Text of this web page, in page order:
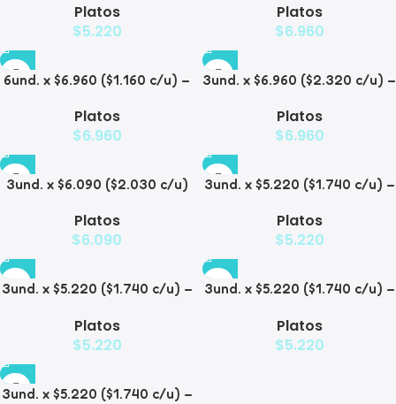
Mascotas con Diseño
Platos
$5.220
Mascotas con Patitas
Platos
$6.960
6und. x $6.960 ($1.160 c/u) –
Mascotas
Platos
$6.960
3und. x $6.960 ($2.320 c/u) –
Pollito
Platos
$6.960
3und. x $6.090 ($2.030 c/u)
Platos
$6.090
3und. x $5.220 ($1.740 c/u) –
Platos
$5.220
3und. x $5.220 ($1.740 c/u) –
Platos
$5.220
3und. x $5.220 ($1.740 c/u) –
Platos
$5.220
3und. x $5.220 ($1.740 c/u) –